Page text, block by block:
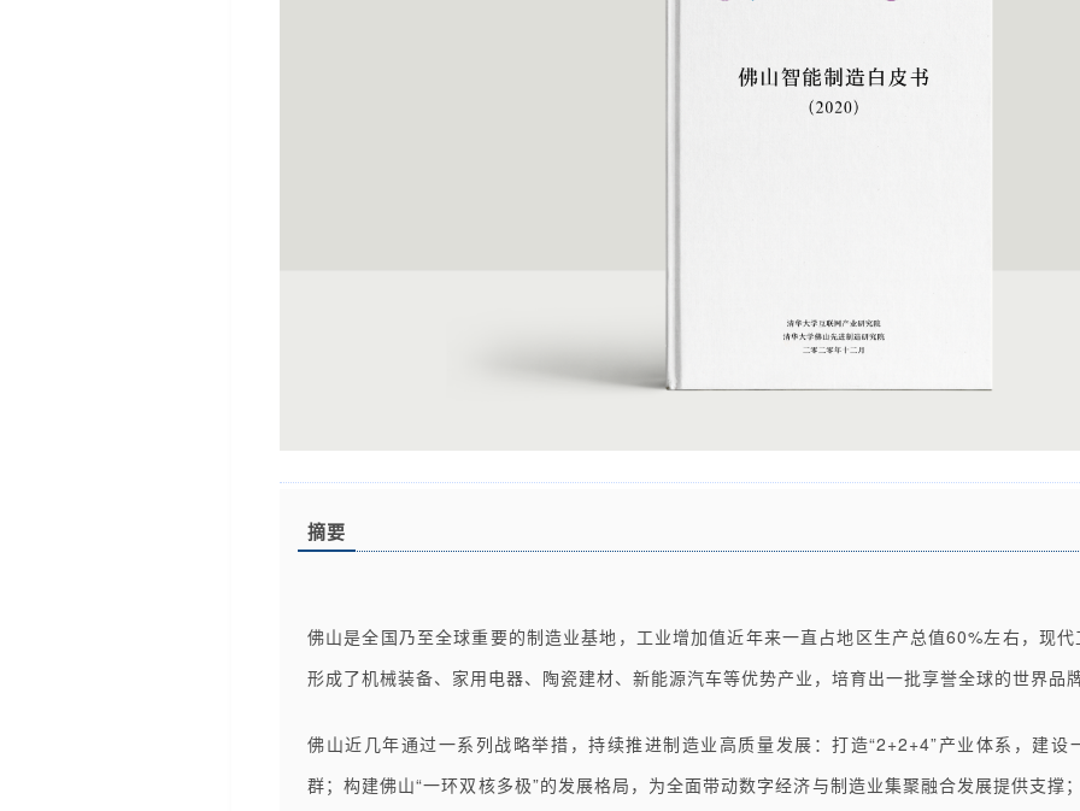
摘要
佛山是全国乃至全球重要的制造业基地，工业增加值近年来一直占地区生产总值60%左右，现代
形成了机械装备、家用电器、陶瓷建材、新能源汽车等优势产业，培育出一批享誉全球的世界品牌
佛山近几年通过一系列战略举措，持续推进制造业高质量发展：打造“2+2+4”产业体系，建设
群；构建佛山“一环双核多极”的发展格局，为全面带动数字经济与制造业集聚融合发展提供支撑